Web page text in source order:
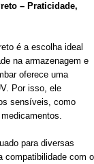
– Praticidade,
é a escolha ideal
na armazenagem e
oferece uma
Por isso, ele
sensíveis, como
para diversas
compatibilidade com o